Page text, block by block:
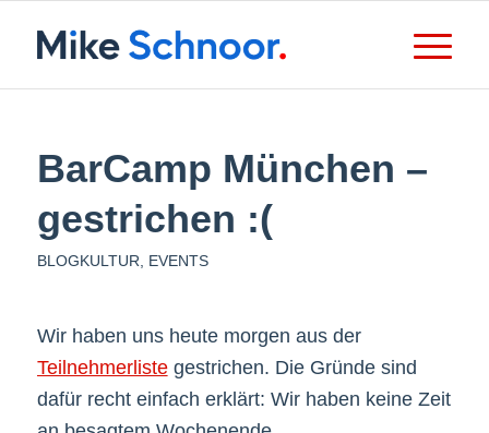
BarCamp München –
gestrichen :(
BLOGKULTUR EVENTS
Wir haben uns heute morgen aus der
Teilnehmerlistegestrichen. Die Gründe sind
dafür recht einfach erklärt: Wir haben keine Zeit